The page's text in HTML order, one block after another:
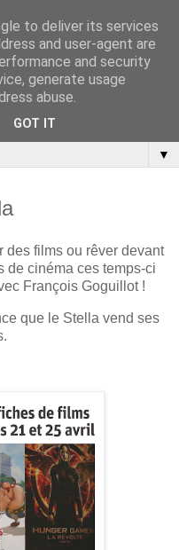
▼
des films ou rêver devant
de cinéma ces temps-ci
François Goguillot !
que le Stella vend ses
to deliver its services
and user-agent are
and security
generate usage
abuse.
GOT IT